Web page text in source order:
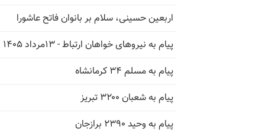
اربعین حسینی، سلام بر بانوان فاتح عاشورا
پیام به نیروهای خواهان ارتباط - ۱۳مرداد ۱۴۰۵
پیام به مسلم ۳۴ کرمانشاه
پیام به شعبان ۳۲۰۰ تبریز
پیام به وحید ۲۳۹۰ برازجان